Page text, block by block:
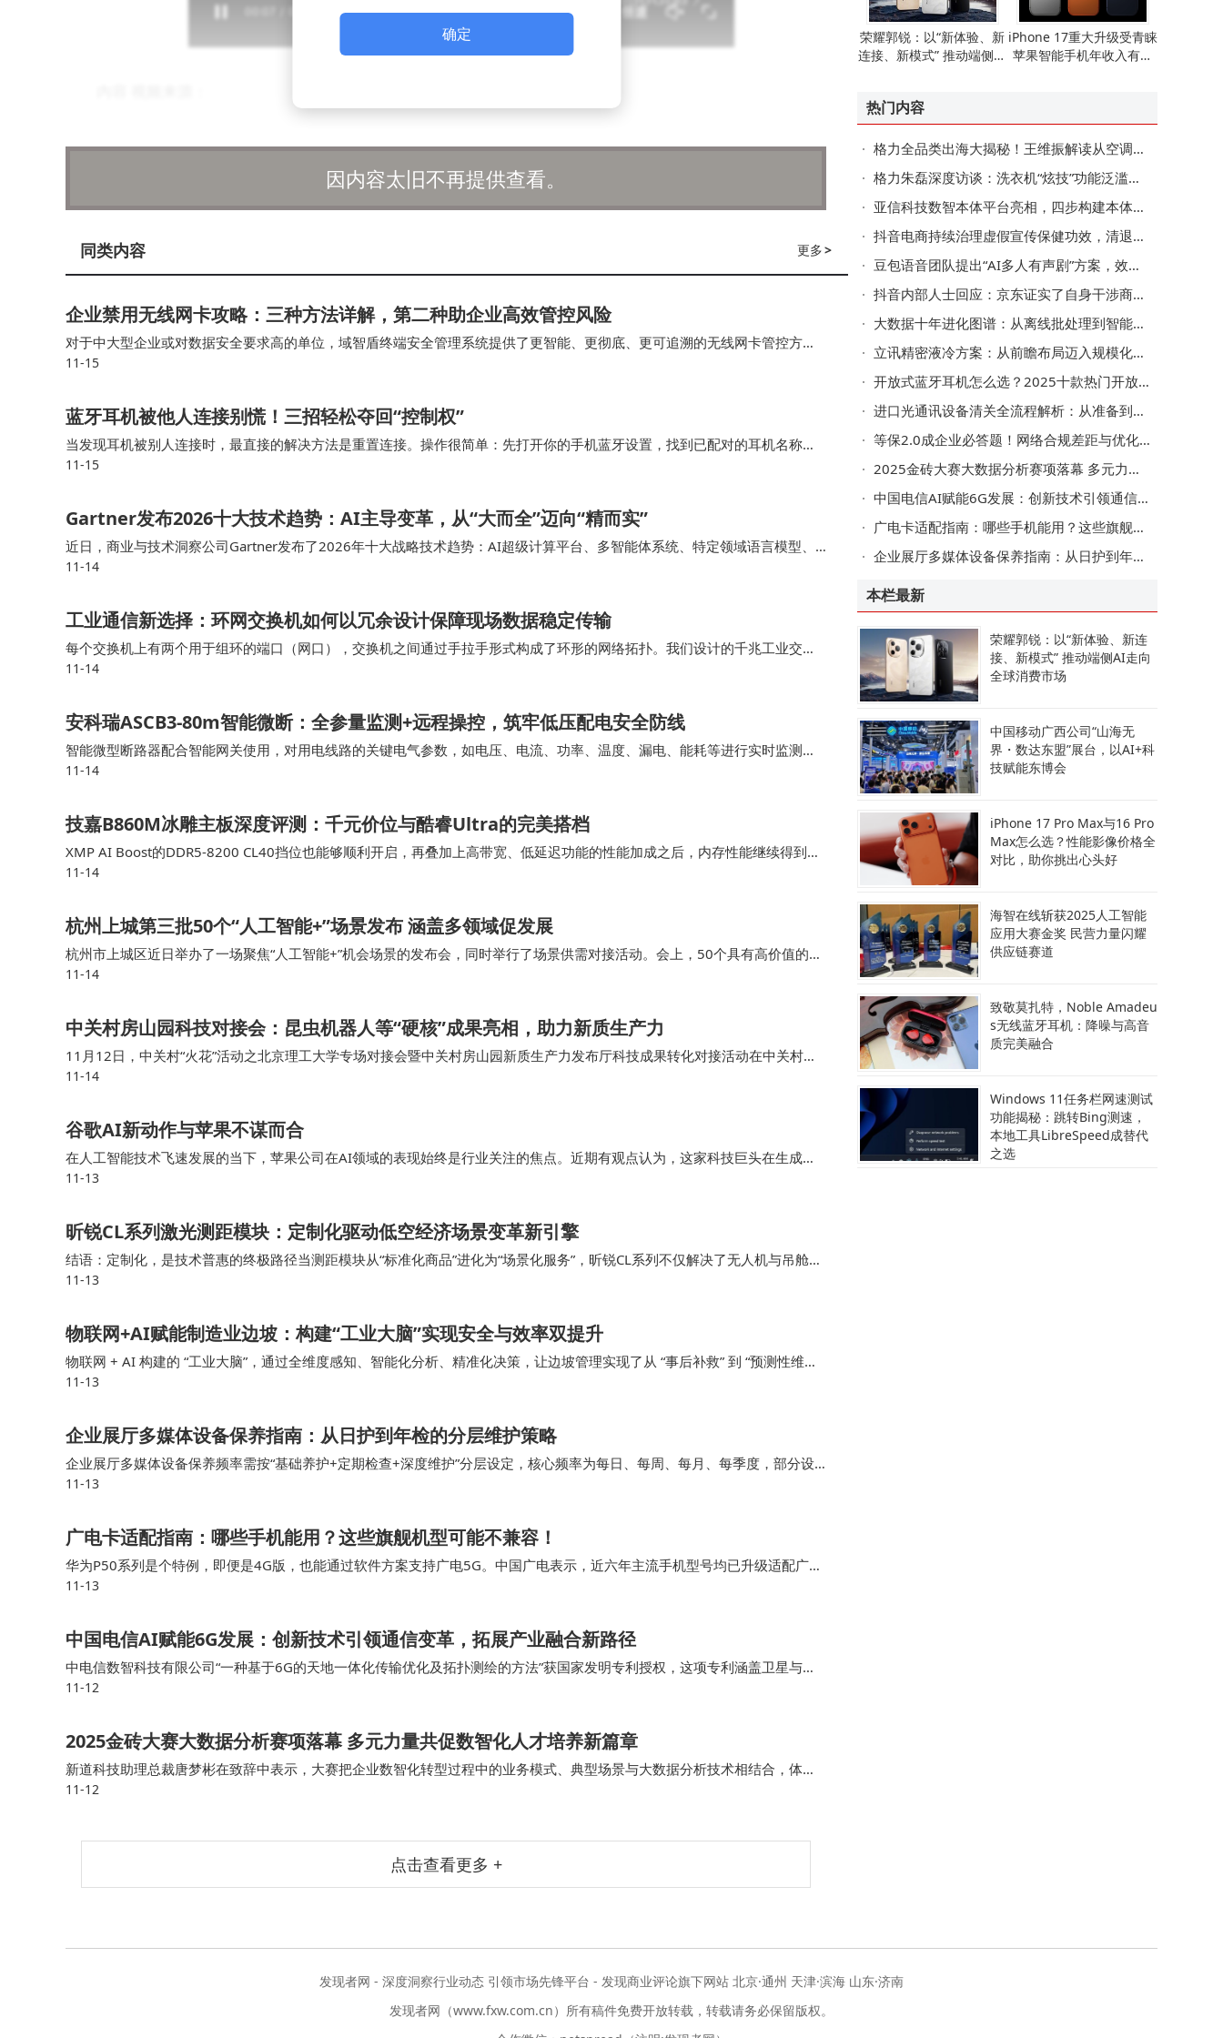
青岛市疾病预防控制中心
青岛市卫生健康大数据中心
确定
因内容太旧不再提供查看。
更多>
同类内容
企业禁用无线网卡攻略：三种方法详解，第二种助企业高效管控风险
对于中大型企业或对数据安全要求高的单位，域智盾终端安全管理系统提供了更智能、更彻底、更可追溯的无线网卡管控方
案。在Windows专业版或企业环境中，IT人员可以用系统自带的组策略（Group Policy…
11-15
蓝牙耳机被他人连接别慌！三招轻松夺回“控制权”
当发现耳机被别人连接时，最直接的解决方法是重置连接。操作很简单：先打开你的手机蓝牙设置，找到已配对的耳机名称，
选择“忽略此设备”或“取消配对”。最后，在手机蓝牙列表中找到你的耳机并重新点击连接即可。这个操作…
11-15
Gartner发布2026十大技术趋势：AI主导变革，从“大而全”迈向“精而实”
近日，商业与技术洞察公司Gartner发布了2026年十大战略技术趋势：AI超级计算平台、多智能体系统、特定领域语言模型、A
I安全平台、AI原生开发平台、机密计算、物理AI、前置式主动网络安全、数字溯源，以及…
11-14
工业通信新选择：环网交换机如何以冗余设计保障现场数据稳定传输
每个交换机上有两个用于组环的端口（网口），交换机之间通过手拉手形式构成了环形的网络拓扑。我们设计的千兆工业交换
机整体设计采用“凹陷”网口设计，外观上和普通交换机大有差别，将网线水晶头能够有力的支撑保护住。 …
11-14
安科瑞ASCB3-80m智能微断：全参量监测+远程操控，筑牢低压配电安全防线
智能微型断路器配合智能网关使用，对用电线路的关键电气参数，如电压、电流、功率、温度、漏电、能耗等进行实时监测，
具有远程操控、异常预警、事故跳闸告警、电能计量统计、故障定位等功能。ASCB3-80m 系列智能…
11-14
技嘉B860M冰雕主板深度评测：千元价位与酷睿Ultra的完美搭档
XMP AI Boost的DDR5-8200 CL40挡位也能够顺利开启，再叠加上高带宽、低延迟功能的性能加成之后，内存性能继续得到提
升，但写入性能基本上是到顶了，主要是受限于B860芯片组主板无法调整CP…
11-14
杭州上城第三批50个“人工智能+”场景发布 涵盖多领域促发展
杭州市上城区近日举办了一场聚焦“人工智能+”机会场景的发布会，同时举行了场景供需对接活动。会上，50个具有高价值的创
新应用场景集中亮相，覆盖社会治理、金融服务、民生服务、城市管理、智能建造、文化旅游、时尚消费等多个领域，展现了
11-14
中关村房山园科技对接会：昆虫机器人等“硬核”成果亮相，助力新质生产力
11月12日，中关村“火花”活动之北京理工大学专场对接会暨中关村房山园新质生产力发布厅科技成果转化对接活动在中关村新
兴产业前沿技术研究院举行，极限搜救昆虫机器人、通信感知超宽带收发芯片等一批来自北京理工大学、…
11-14
谷歌AI新动作与苹果不谋而合
在人工智能技术飞速发展的当下，苹果公司在AI领域的表现始终是行业关注的焦点。近期有观点认为，这家科技巨头在生成式A
I浪潮中显得步伐迟缓，但深入分析后会发现，苹果正在隐私保护与技术创新之间走出一条独特的道路。
11-13
昕锐CL系列激光测距模块：定制化驱动低空经济场景变革新引擎
结语：定制化，是技术普惠的终极路径当测距模块从“标准化商品”进化为“场景化服务”，昕锐CL系列不仅解决了无人机与吊舱
的“精准降本”难题，更重新定义了技术与需求的关系：技术突破的价值，不在于参数的堆砌，而在于…
11-13
物联网+AI赋能制造业边坡：构建“工业大脑”实现安全与效率双提升
物联网 + AI 构建的 “工业大脑”，通过全维度感知、智能化分析、精准化决策，让边坡管理实现了从 “事后补救” 到 “预测性维护”
的根本性转变，不仅破解了安全与效率、投入与效益的平衡难题，更重塑了制造业…
11-13
企业展厅多媒体设备保养指南：从日护到年检的分层维护策略
企业展厅多媒体设备保养频率需按“基础养护+定期检查+深度维护”分层设定，核心频率为每日、每周、每月、每季度，部分设
备需年度专业维保。检查设备开机状态，测试核心功能（显示、音响、互动响应）是否正常。 请专业人…
11-13
广电卡适配指南：哪些手机能用？这些旗舰机型可能不兼容！
华为P50系列是个特例，即便是4G版，也能通过软件方案支持广电5G。中国广电表示，近六年主流手机型号均已升级适配广电
网络，98%以上的新入网5G手机支持700MHz频段。 判断你的手机是否适配广电卡，不仅…
11-13
中国电信AI赋能6G发展：创新技术引领通信变革，拓展产业融合新路径
中电信数智科技有限公司“一种基于6G的天地一体化传输优化及拓扑测绘的方法”获国家发明专利授权，这项专利涵盖卫星与地
面网络协同通信、频谱资源共享、高效信号传输等多个核心技术领域，为6G的落地应用铺设了一条“高…
11-12
2025金砖大赛大数据分析赛项落幕 多元力量共促数智化人才培养新篇章
新道科技助理总裁唐梦彬在致辞中表示，大赛把企业数智化转型过程中的业务模式、典型场景与大数据分析技术相结合，体现
行业和企业对人员技能的最新标准，让师生深入了解当前数智化企业的运营和管理模式，提升大数据分析的理…
11-12
点击查看更多 +
荣耀郭锐：以“新体验、新
连接、新模式” 推动端侧AI
iPhone 17重大升级受青睐
苹果智能手机年收入有望
热门内容
格力全品类出海大揭秘！王维振解读从空调出口到全球化的跨越
格力朱磊深度访谈：洗衣机“炫技”功能泛滥，如何聚焦用户真实需求？
亚信科技数智本体平台亮相，四步构建本体赋能多领域AI业务创新
抖音电商持续治理虚假宣传保健功效，清退违规达人4.3万名，违规商家793家
豆包语音团队提出“AI多人有声剧”方案，效果媲美真人配音+后期
抖音内部人士回应：京东证实了自身干涉商家在其他平台的经营权
大数据十年进化图谱：从离线批处理到智能决策的跃迁之路
立讯精密液冷方案：从前瞻布局迈入规模化商用新阶段
开放式蓝牙耳机怎么选？2025十款热门开放式耳机深度测评来助力
进口光通讯设备清关全流程解析：从准备到放行的实用指南
等保2.0成企业必答题！网络合规差距与优化路径全解析
2025金砖大赛大数据分析赛项落幕 多元力量共促数智化人才培养新篇章
中国电信AI赋能6G发展：创新技术引领通信变革，拓展产业融合新路径
广电卡适配指南：哪些手机能用？这些旗舰机型可能不兼容！
企业展厅多媒体设备保养指南：从日护到年检的分层维护策略
本栏最新
荣耀郭锐：以“新体验、新连
接、新模式” 推动端侧AI走向
全球消费市场
中国移动广西公司“山海无
界・数达东盟”展台，以AI+科
技赋能东博会
iPhone 17 Pro Max与16 Pro
Max怎么选？性能影像价格全
对比，助你挑出心头好
海智在线斩获2025人工智能
应用大赛金奖 民营力量闪耀
供应链赛道
致敬莫扎特，Noble Amadeu
s无线蓝牙耳机：降噪与高音
质完美融合
Windows 11任务栏网速测试
功能揭秘：跳转Bing测速，
本地工具LibreSpeed成替代
之选
发现者网 - 深度洞察行业动态 引领市场先锋平台 - 发现商业评论旗下网站 北京·通州 天津·滨海 山东·济南
发现者网（www.fxw.com.cn）所有稿件免费开放转载，转载请务必保留版权。